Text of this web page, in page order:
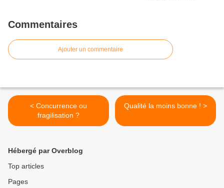
Commentaires
Ajouter un commentaire
< Concurrence ou
fragilisation ?
Qualité la moins bonne ! >
Hébergé par Overblog
Top articles
Pages